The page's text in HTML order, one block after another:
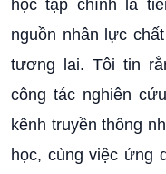
học tập chính là
nguồn nhân lực
tương lai. Tôi tin
công tác nghiên
kênh truyền thông
học, cùng việc ứng